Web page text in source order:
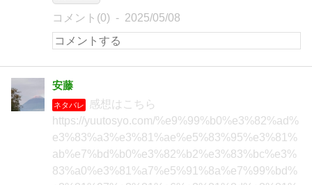
コメント(0) 2025/05/08
安藤
ネタバレ
感想はこちら
https://yuutosyo.com/%e9%99%b0%e3%82%ad%
e3%83%a3%e3%81%ae%e5%83%95%e3%81%
ab%e7%bd%b0%e3%82%b2%e3%83%bc%e3%
83%a0%e3%81%a7%e5%91%8a%e7%99%bd%